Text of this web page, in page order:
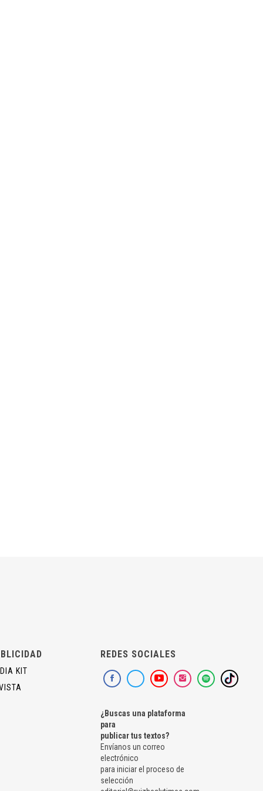
KIT
REDES SOCIALES
¿Buscas una plataforma
para
publicar tus textos?
Envíanos un correo
electrónico
para iniciar el proceso de
selección